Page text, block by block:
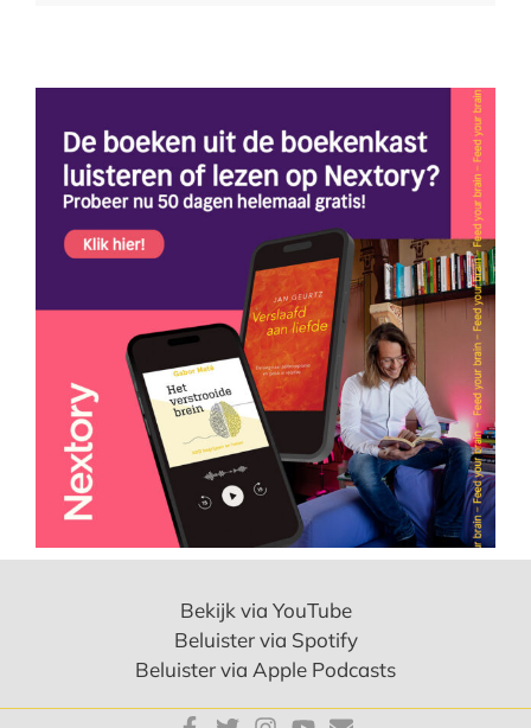
Bekijk via YouTube
Beluister via Spotify
Beluister via Apple Podcasts